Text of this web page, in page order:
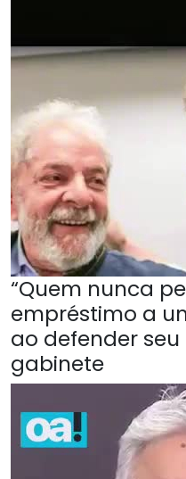
“Quem nunca
empréstimo a
ao defender
gabinete